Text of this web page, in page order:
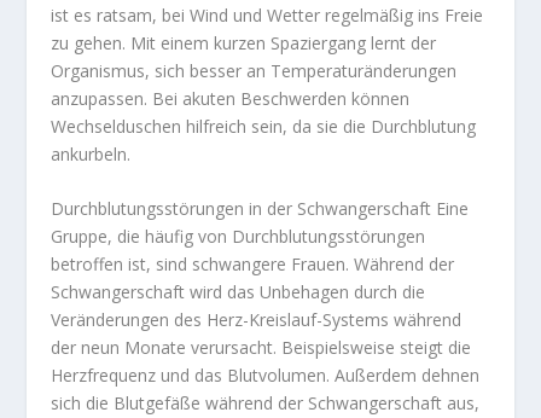
ist es ratsam, bei Wind und Wetter regelmäßig ins Freie
zu gehen. Mit einem kurzen Spaziergang lernt der
Organismus, sich besser an Temperaturänderungen
anzupassen. Bei akuten Beschwerden können
Wechselduschen hilfreich sein, da sie die Durchblutung
ankurbeln.
Durchblutungsstörungen in der Schwangerschaft Eine
Gruppe, die häufig von Durchblutungsstörungen
betroffen ist, sind schwangere Frauen. Während der
Schwangerschaft wird das Unbehagen durch die
Veränderungen des Herz-Kreislauf-Systems während
der neun Monate verursacht. Beispielsweise steigt die
Herzfrequenz und das Blutvolumen. Außerdem dehnen
sich die Blutgefäße während der Schwangerschaft aus,